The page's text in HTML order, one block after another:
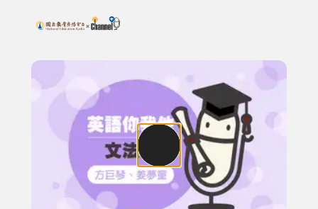
上方功能區塊
搜尋關鍵字：可輸入節目名稱、主持人或關鍵字